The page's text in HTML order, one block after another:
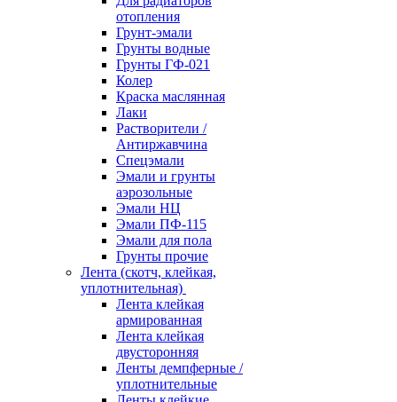
отопления
Грунт-эмали
Грунты водные
Грунты ГФ-021
Колер
Краска маслянная
Лаки
Растворители /
Антиржавчина
Спецэмали
Эмали и грунты
аэрозольные
Эмали НЦ
Эмали ПФ-115
Эмали для пола
Грунты прочие
Лента (скотч, клейкая,
уплотнительная)
Лента клейкая
армированная
Лента клейкая
двусторонняя
Ленты демпферные /
уплотнительные